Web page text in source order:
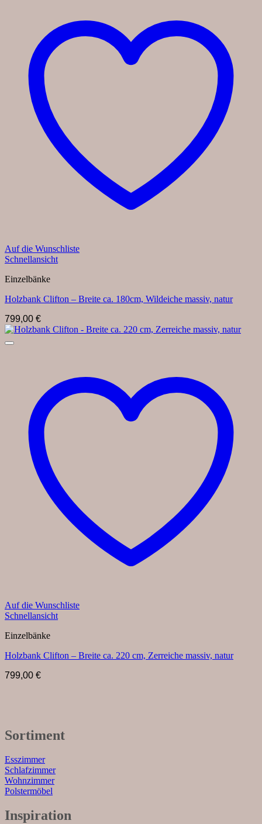
Auf die Wunschliste
Schnellansicht
Einzelbänke
Holzbank Clifton – Breite ca. 180cm, Wildeiche massiv, natur
799,00 €
Auf die Wunschliste
Schnellansicht
Einzelbänke
Holzbank Clifton – Breite ca. 220 cm, Zerreiche massiv, natur
799,00 €
Sortiment
Esszimmer
Schlafzimmer
Wohnzimmer
Polstermöbel
Inspiration